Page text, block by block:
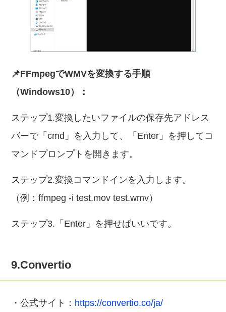
📌FFmpegでWMVを変換する手順
（Windows10）：
ステップ1.変換したいファイルの保存先アドレス
バーで「cmd」を入力して、「Enter」を押してコ
マンドプロンプトを開きます。
ステップ2.変換コマンドインを入力します。
（例：ffmpeg -i test.mov test.wmv）
ステップ3.「Enter」を押せばいいです。
9.Convertio
・公式サイト： https://convertio.co/ja/